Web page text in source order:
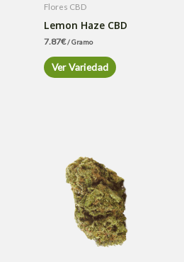
Flores CBD
Lemon Haze CBD
7.87€/ Gramo
Ver Variedad